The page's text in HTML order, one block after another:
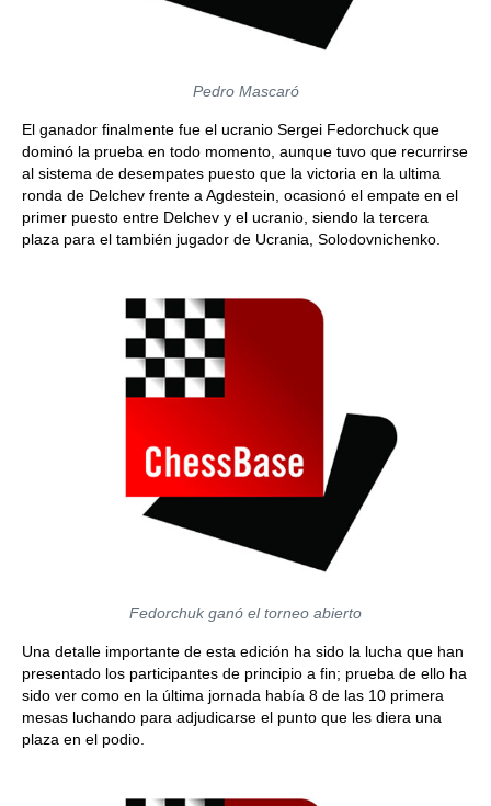
Pedro Mascaró
El ganador finalmente fue el ucranio Sergei Fedorchuck que
dominó la prueba en todo momento, aunque tuvo que recurrirse
al sistema de desempates puesto que la victoria en la ultima
ronda de Delchev frente a Agdestein, ocasionó el empate en el
primer puesto entre Delchev y el ucranio, siendo la tercera
plaza para el también jugador de Ucrania, Solodovnichenko.
Fedorchuk ganó el torneo abierto
Una detalle importante de esta edición ha sido la lucha que han
presentado los participantes de principio a fin; prueba de ello ha
sido ver como en la última jornada había 8 de las 10 primera
mesas luchando para adjudicarse el punto que les diera una
plaza en el podio.